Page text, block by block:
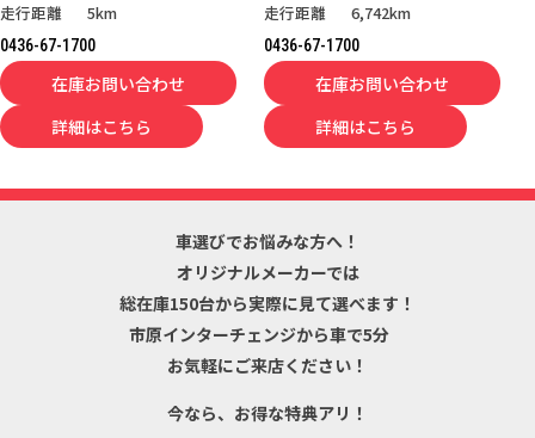
走行距離
5km
0436-67-1700
在庫お問い合わせ
詳細はこちら
走行距離
6,742km
0436-67-1700
在庫お問い合わせ
詳細はこちら
車選びでお悩みな方へ！
オリジナルメーカーでは
総在庫150台から実際に見て選べます！
市原インターチェンジから車で5分
お気軽にご来店ください！
今なら、お得な特典アリ！